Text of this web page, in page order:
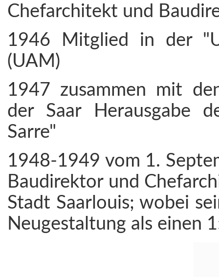
Chefarchitekt und
1946 Mitglied in der
(UAM)
1947 zusammen mit
der Saar Herausgabe
Sarre"
1948-1949 vom 1.
Baudirektor und
Stadt Saarlouis; wobei
Neugestaltung als einen